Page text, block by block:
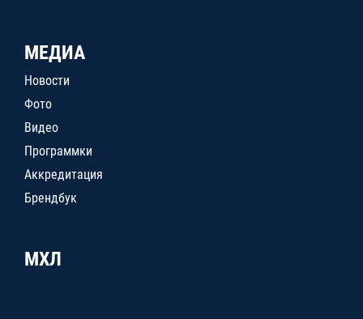
МЕДИА
Новости
Фото
Видео
Программки
Аккредитация
Брендбук
МХЛ